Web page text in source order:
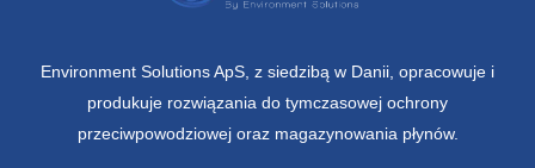
Environment Solutions ApS, z siedzibą w Danii, opracowuje i
produkuje rozwiązania do tymczasowej ochrony
przeciwpowodziowej oraz magazynowania płynów.